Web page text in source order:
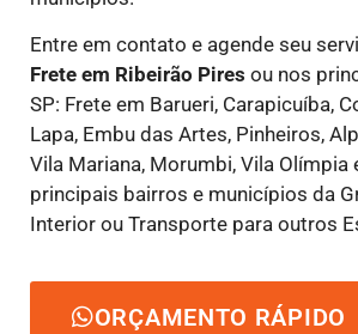
Entre em contato e agende seu
Frete em Ribeirão Pires ou nos
SP: Frete em Barueri, Carapicuíba,
Lapa, Embu das Artes, Pinheiros,
Vila Mariana, Morumbi, Vila Olímpia
principais bairros e municípios da
Interior ou Transporte para outros
ORÇAMENTO RÁPIDO